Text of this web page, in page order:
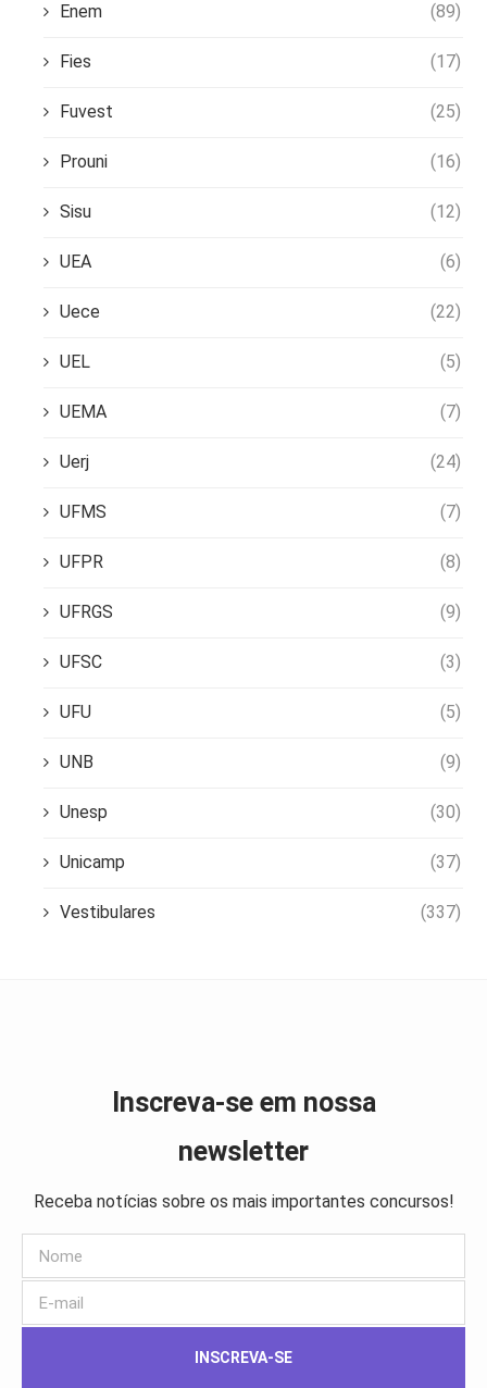
Enem (89)
Fies (17)
Fuvest (25)
Prouni (16)
Sisu (12)
UEA (6)
Uece (22)
UEL (5)
UEMA (7)
Uerj (24)
UFMS (7)
UFPR (8)
UFRGS (9)
UFSC (3)
UFU (5)
UNB (9)
Unesp (30)
Unicamp (37)
Vestibulares (337)
Inscreva-se em nossa
newsletter
Receba notícias sobre os mais importantes concursos!
INSCREVA-SE